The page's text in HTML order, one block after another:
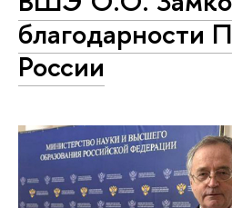
благодарности
России